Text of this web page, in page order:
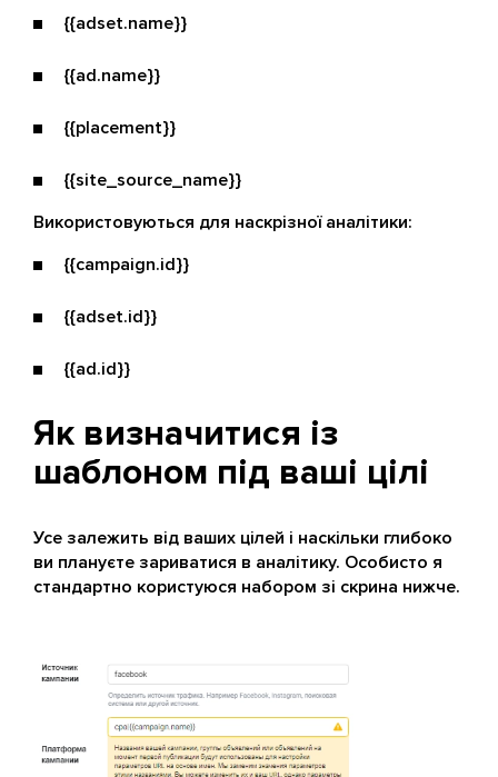
{{adset.name}}
{{ad.name}}
{{placement}}
{{site_source_name}}
Використовуються для наскрізної аналітики:
{{campaign.id}}
{{adset.id}}
{{ad.id}}
Як визначитися із
шаблоном під ваші цілі
Усе залежить від ваших цілей і наскільки глибоко
ви плануєте зариватися в аналітику. Особисто я
стандартно користуюся набором зі скрина нижче.